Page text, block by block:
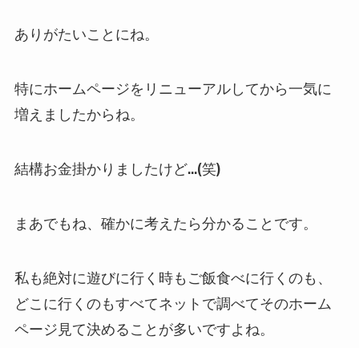
ありがたいことにね。
特にホームページをリニューアルしてから一気に
増えましたからね。
結構お金掛かりましたけど…(笑)
まあでもね、確かに考えたら分かることです。
私も絶対に遊びに行く時もご飯食べに行くのも、
どこに行くのもすべてネットで調べてそのホーム
ページ見て決めることが多いですよね。